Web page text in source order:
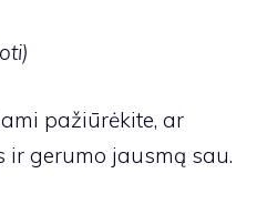
pažiūrėkite, ar
ir gerumo jausmą sau.